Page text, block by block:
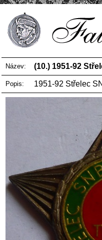
Název: (10.) 1951-92
Popis: 1951-92 Střelec